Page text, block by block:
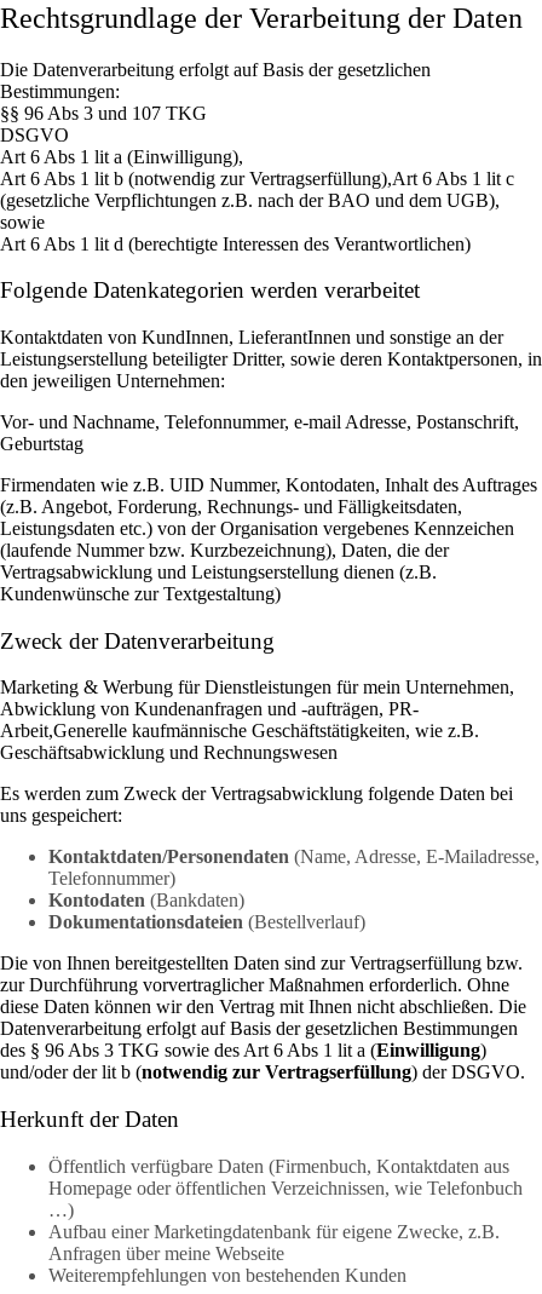
Rechtsgrundlage der Verarbeitung der Daten
Die Datenverarbeitung erfolgt auf Basis der gesetzlichen
Bestimmungen:
§§ 96 Abs 3 und 107 TKG
DSGVO
Art 6 Abs 1 lit a (Einwilligung),
Art 6 Abs 1 lit b (notwendig zur Vertragserfüllung),Art 6 Abs 1 lit c
(gesetzliche Verpflichtungen z.B. nach der BAO und dem UGB),
sowie
Art 6 Abs 1 lit d (berechtigte Interessen des Verantwortlichen)
Folgende Datenkategorien werden verarbeitet
Kontaktdaten von KundInnen, LieferantInnen und sonstige an der
Leistungserstellung beteiligter Dritter, sowie deren Kontaktpersonen, in
den jeweiligen Unternehmen:
Vor- und Nachname, Telefonnummer, e-mail Adresse, Postanschrift,
Geburtstag
Firmendaten wie z.B. UID Nummer, Kontodaten, Inhalt des Auftrages
(z.B. Angebot, Forderung, Rechnungs- und Fälligkeitsdaten,
Leistungsdaten etc.) von der Organisation vergebenes Kennzeichen
(laufende Nummer bzw. Kurzbezeichnung), Daten, die der
Vertragsabwicklung und Leistungserstellung dienen (z.B.
Kundenwünsche zur Textgestaltung)
Zweck der Datenverarbeitung
Marketing & Werbung für Dienstleistungen für mein Unternehmen,
Abwicklung von Kundenanfragen und -aufträgen, PR-
Arbeit,Generelle kaufmännische Geschäftstätigkeiten, wie z.B.
Geschäftsabwicklung und Rechnungswesen
Es werden zum Zweck der Vertragsabwicklung folgende Daten bei
uns gespeichert:
Kontaktdaten/Personendaten (Name, Adresse, E-Mailadresse,
Telefonnummer)
Kontodaten (Bankdaten)
Dokumentationsdateien (Bestellverlauf)
Die von Ihnen bereitgestellten Daten sind zur Vertragserfüllung bzw.
zur Durchführung vorvertraglicher Maßnahmen erforderlich. Ohne
diese Daten können wir den Vertrag mit Ihnen nicht abschließen. Die
Datenverarbeitung erfolgt auf Basis der gesetzlichen Bestimmungen
des § 96 Abs 3 TKG sowie des Art 6 Abs 1 lit a (Einwilligung)
und/oder der lit b (notwendig zur Vertragserfüllung) der DSGVO.
Herkunft der Daten
Öffentlich verfügbare Daten (Firmenbuch, Kontaktdaten aus
Homepage oder öffentlichen Verzeichnissen, wie Telefonbuch
…)
Aufbau einer Marketingdatenbank für eigene Zwecke, z.B.
Anfragen über meine Webseite
Weiterempfehlungen von bestehenden Kunden